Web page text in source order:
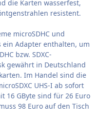
die Karten wasserfest,
resistent.
microSDHC und
ein Adapter enthalten, um
bzw. SDXC-
gewährt in Deutschland
Im Handel sind die
UHS-I ab sofort
16 GByte sind für 26 Euro
98 Euro auf den Tisch